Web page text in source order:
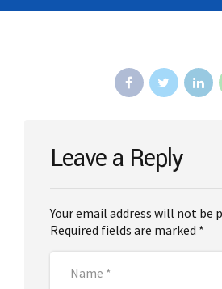
Leave a Reply
Your email address will not be
Required fields are marked *